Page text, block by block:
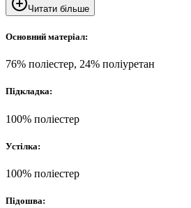
Читати більше
Основний матеріал:
76% поліестер, 24% поліуретан
Підкладка:
100% поліестер
Устілка:
100% поліестер
Підошва: